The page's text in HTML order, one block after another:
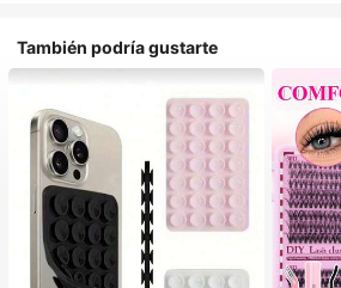
También podría gustarte